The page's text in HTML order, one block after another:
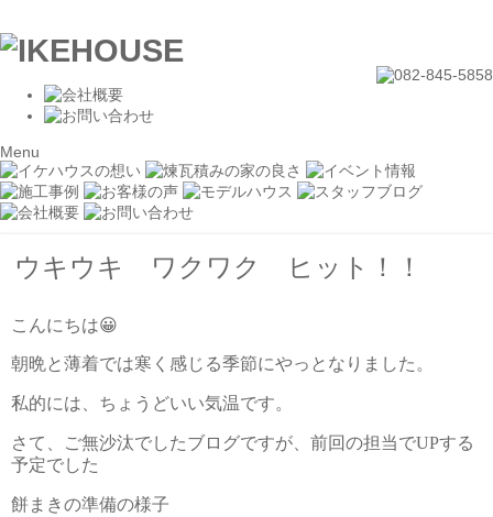
Menu
ウキウキ ワクワク ヒット！！
こんにちは😀
朝晩と薄着では寒く感じる季節にやっとなりました。
私的には、ちょうどいい気温です。
さて、ご無沙汰でしたブログですが、前回の担当でUPする
予定でした
餅まきの準備の様子